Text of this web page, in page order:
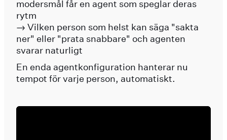
modersmål får en agent som speglar deras
rytm
→ Vilken person som helst kan säga "sakta
ner" eller "prata snabbare" och agenten
svarar naturligt
En enda agentkonfiguration hanterar nu
tempot för varje person, automatiskt.